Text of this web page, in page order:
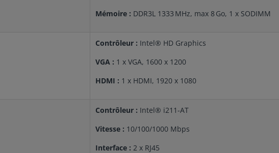
Mémoire : DDR3L 1333 MHz, max 8 Go, 1 x SODIMM
Contrôleur : Intel® HD Graphics
VGA : 1 x VGA, 1600 x 1200
HDMI : 1 x HDMI, 1920 x 1080
Contrôleur : Intel® i211-AT
Vitesse : 10/100/1000 Mbps
Interface : 2 x RJ45